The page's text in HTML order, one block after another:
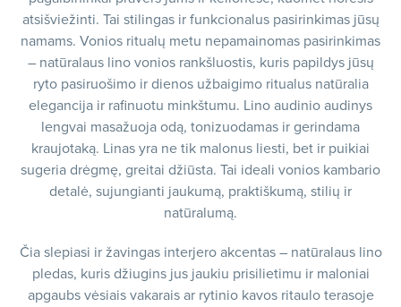
atsišviežinti. Tai stilingas ir funkcionalus pasirinkimas jūsų
namams. Vonios ritualų metu nepamainomas pasirinkimas
– natūralaus lino vonios rankšluostis, kuris papildys jūsų
ryto pasiruošimo ir dienos užbaigimo ritualus natūralia
elegancija ir rafinuotu minkštumu. Lino audinio audinys
lengvai masažuoja odą, tonizuodamas ir gerindama
kraujotaką. Linas yra ne tik malonus liesti, bet ir puikiai
sugeria drėgmę, greitai džiūsta. Tai ideali vonios kambario
detalė, sujungianti jaukumą, praktiškumą, stilių ir
natūralumą.
Čia slepiasi ir žavingas interjero akcentas – natūralaus lino
pledas, kuris džiugins jus jaukiu prisilietimu ir maloniai
apgaubs vėsiais vakarais ar rytinio kavos ritaulo terasoje